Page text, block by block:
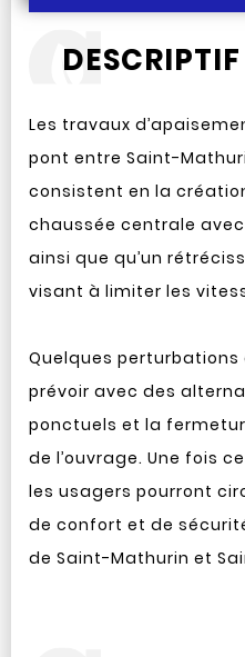
Les travaux
pont entre Saint-
consistent en la
chaussée centrale
ainsi que qu’un
visant à limiter les
Quelques
prévoir avec des
ponctuels et la
de l’ouvrage. Une fois
les usagers pourront
de confort et de
de Saint-Mathurin et